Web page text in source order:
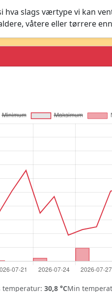
slags værtype vi kan
våtere eller tørrere
temperatur: 30,8 °CMin